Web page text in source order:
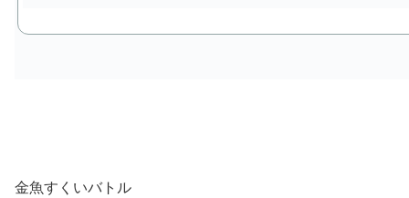
金魚すくいバトル